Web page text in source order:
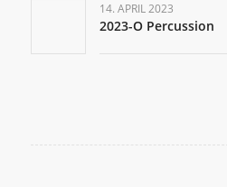
14. APRIL 2023
2023-O Percussion